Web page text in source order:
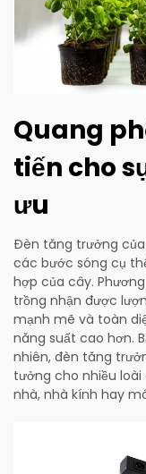
Quang
tiến cho
ưu
Đèn tăng trưởng
các bước sóng cụ
hợp của cây.
trồng nhận được
mạnh mẽ và toàn
năng suất cao hơn.
nhiên, đèn tăng
tưởng cho nhiều
nhà, nhà kính hay